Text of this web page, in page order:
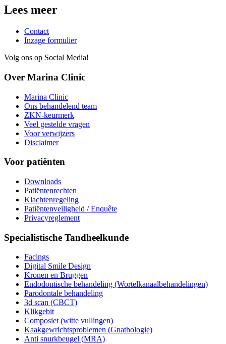
Lees meer
Contact
Inzage formulier
Volg ons op Social Media!
Over Marina Clinic
Marina Clinic
Ons behandelend team
ZKN-keurmerk
Veel gestelde vragen
Voor verwijzers
Disclaimer
Voor patiënten
Downloads
Patiëntenrechten
Klachtenregeling
Patiëntenveiligheid / Enquête
Privacyreglement
Specialistische Tandheelkunde
Facings
Digital Smile Design
Kronen en Bruggen
Endodontische behandeling (Wortelkanaalbehandelingen)
Parodontale behandeling
3d scan (CBCT)
Klikgebit
Composiet (witte vullingen)
Kaakgewrichtsproblemen (Gnathologie)
Anti snurkbeugel (MRA)